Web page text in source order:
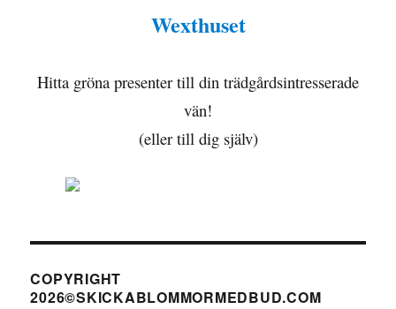
Wexthuset
Hitta gröna presenter till din trädgårdsintresserade
vän!
(eller till dig själv)
COPYRIGHT
2026©SKICKABLOMMORMEDBUD.COM